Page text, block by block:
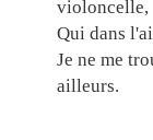
violoncelle,
Qui dans
Je ne me
ailleurs.